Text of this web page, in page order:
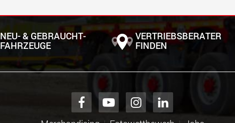
NEU- & GEBRAUCHT­
FAHRZEUGE
VERTRIEBSBERATER
FINDEN